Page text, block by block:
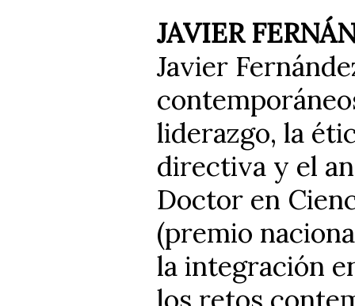
JAVIER
Javier
liderazgo, la
directiva y el
Doctor en
(premio
la integración
los retos